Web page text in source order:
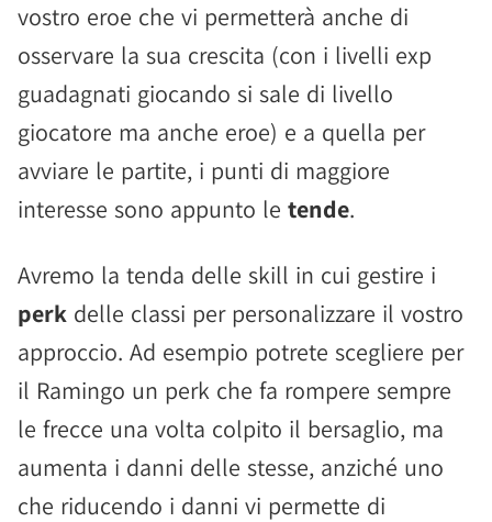
vostro eroe che vi permetterà anche di
osservare la sua crescita (con i livelli exp
guadagnati giocando si sale di livello
giocatore ma anche eroe) e a quella per
avviare le partite, i punti di maggiore
interesse sono appunto le tende.
Avremo la tenda delle skill in cui gestire i
perk delle classi per personalizzare il vostro
approccio. Ad esempio potrete scegliere per
il Ramingo un perk che fa rompere sempre
le frecce una volta colpito il bersaglio, ma
aumenta i danni delle stesse, anziché uno
che riducendo i danni vi permette di